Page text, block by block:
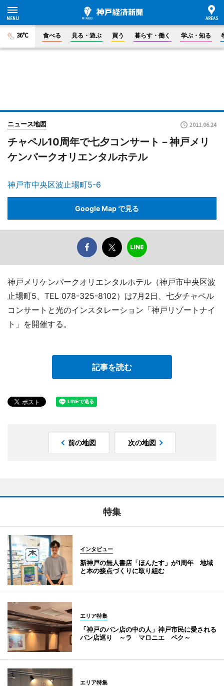
36°C 食べる 見る・遊ぶ 買う 暮らす・働く 学ぶ・知る
ニュース地図 2011.06.24
チャペル10周年で七夕コンサート－神戸メリ
ケンパークオリエンタルホテル
神戸市中央区波止場町5-6
Google Map で見る
神戸メリケンパークオリエンタルホテル（神戸市中央区波
止場町5、TEL 078-325-8102）は7月2日、七夕チャペル
コンサートと光のインスタレーション「神戸リゾートナイ
ト」を開催する。
記事を読む
前の地図 次の地図
特集
インタビュー
新神戸の無人書店「ほんたす」が1周年 地域
と本の接点づくりに取り組む
エリア特集
「神戸のパン店の中の人」神戸市民に愛される
パン店巡り ～ラ マロニエ ペク～
エリア特集